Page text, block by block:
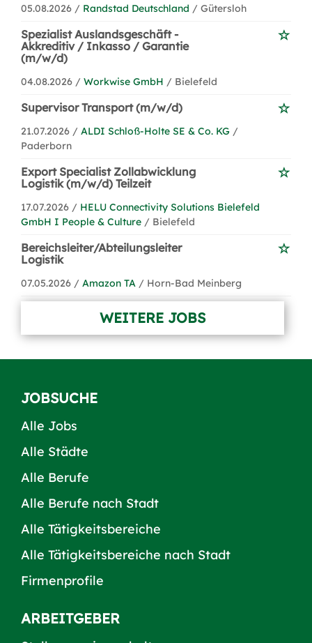
05.08.2026 / Randstad Deutschland / Gütersloh
Spezialist Auslandsgeschäft -
Akkreditiv / Inkasso / Garantie
(m/w/d)
04.08.2026 / Workwise GmbH / Bielefeld
Supervisor Transport (m/w/d)
21.07.2026 / ALDI Schloß-Holte SE & Co. KG /
Paderborn
Export Specialist Zollabwicklung
Logistik (m/w/d) Teilzeit
17.07.2026 / HELU Connectivity Solutions Bielefeld
GmbH I People & Culture / Bielefeld
Bereichsleiter/Abteilungsleiter
Logistik
07.05.2026 / Amazon TA / Horn-Bad Meinberg
WEITERE JOBS
JOBSUCHE
Alle Jobs
Alle Städte
Alle Berufe
Alle Berufe nach Stadt
Alle Tätigkeitsbereiche
Alle Tätigkeitsbereiche nach Stadt
Firmenprofile
ARBEITGEBER